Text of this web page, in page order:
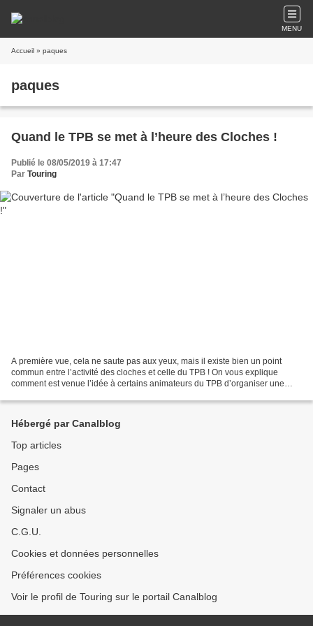
MENU
Accueil » paques
paques
Quand le TPB se met à l’heure des Cloches !
Publié le 08/05/2019 à 17:47
Par Touring
A première vue, cela ne saute pas aux yeux, mais il existe bien un point
commun entre l’activité des cloches et celle du TPB ! On vous explique
comment est venue l’idée à certains animateurs du TPB d’organiser une
Hébergé par Canalblog
Top articles
Pages
Contact
Signaler un abus
C.G.U.
Cookies et données personnelles
Préférences cookies
Voir le profil de Touring sur le portail Canalblog